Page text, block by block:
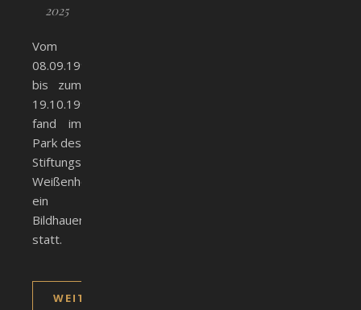
2025
Vom
08.09.1991
bis zum
19.10.1991
fand im
Park des
Stiftungskrankenhauses
Weißenhorn
ein
Bildhauersymposion
statt.
WEITERLESEN